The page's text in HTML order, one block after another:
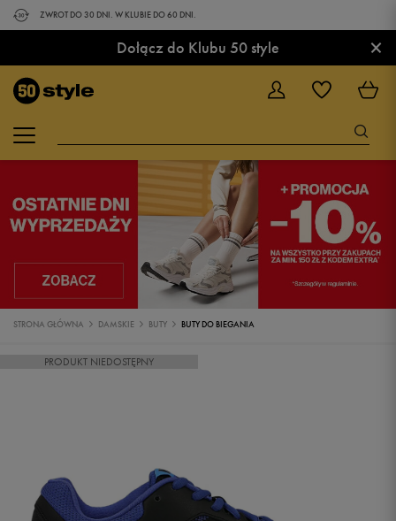
ZWROT DO 30 DNI. W KLUBIE DO 60 DNI.
Dołącz do Klubu 50 style ×
STRONA GŁÓWNA DAMSKIE BUTY BUTY DO BIEGANIA
PRODUKT NIEDOSTĘPNY